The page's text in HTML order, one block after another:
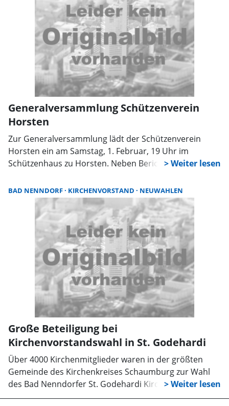
Generalversammlung Schützenverein
Horsten
Zur Generalversammlung lädt der Schützenverein
Horsten ein am Samstag, 1. Februar, 19 Uhr im
Schützenhaus zu Horsten. Neben Berichten aus dem
zur Erweiterung beziehungsweise Änderung der
Tagesordnung sind spätestens fünf Tage vor der
Generalversammlung schriftlich beim ersten
Vorsitzenden einzureichen. Nach der Versammlung
wird für die Teilnehmer zum Kostenbeitrag von fünf
Euro ein Imbiss gereicht.
BAD NENNDORF KIRCHENVORSTAND NEUWAHLEN
Große Beteiligung bei
Kirchenvorstandswahl in St. Godehardi
Über 4000 Kirchenmitglieder waren in der größten
Gemeinde des Kirchenkreises Schaumburg zur Wahl
des Bad Nenndorfer St. Godehardi Kirchenvorstands
aufgerufen. Nahezu dreißig Prozent nutzten den